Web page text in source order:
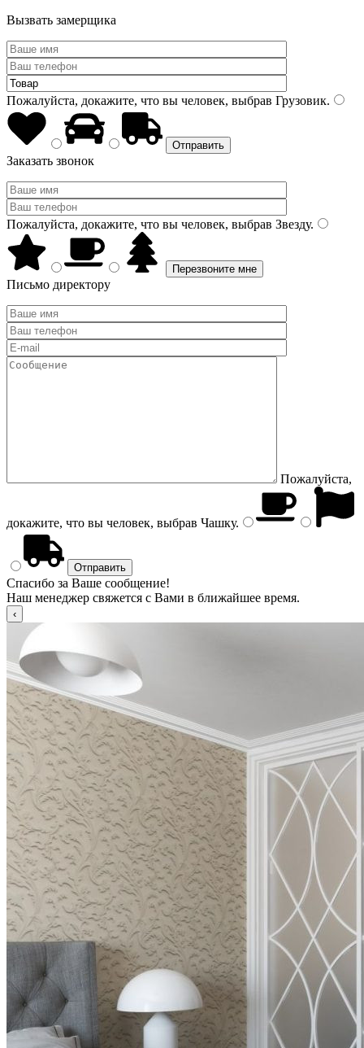
Вызвать замерщика
Пожалуйста, докажите, что вы человек, выбрав Грузовик.
Заказать звонок
Пожалуйста, докажите, что вы человек, выбрав Звезду.
Письмо директору
Пожалуйста,
докажите, что вы человек, выбрав Чашку.
Спасибо за Ваше сообщение!
Наш менеджер свяжется с Вами в ближайшее время.